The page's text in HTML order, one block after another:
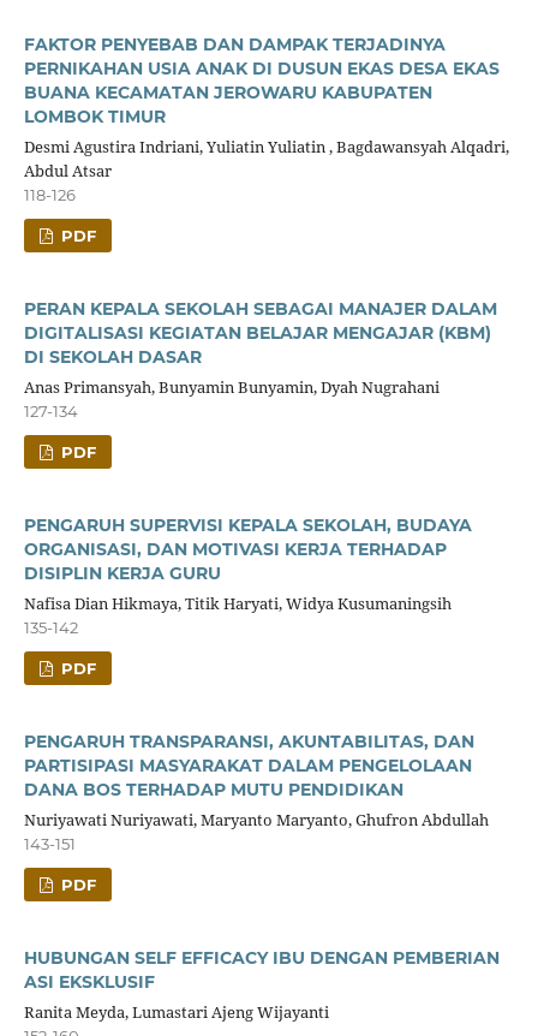
FAKTOR PENYEBAB DAN DAMPAK TERJADINYA
PERNIKAHAN USIA ANAK DI DUSUN EKAS DESA EKAS
BUANA KECAMATAN JEROWARU KABUPATEN
LOMBOK TIMUR
Desmi Agustira Indriani, Yuliatin Yuliatin , Bagdawansyah Alqadri,
Abdul Atsar
118-126
PDF
PERAN KEPALA SEKOLAH SEBAGAI MANAJER DALAM
DIGITALISASI KEGIATAN BELAJAR MENGAJAR (KBM)
DI SEKOLAH DASAR
Anas Primansyah, Bunyamin Bunyamin, Dyah Nugrahani
127-134
PDF
PENGARUH SUPERVISI KEPALA SEKOLAH, BUDAYA
ORGANISASI, DAN MOTIVASI KERJA TERHADAP
DISIPLIN KERJA GURU
Nafisa Dian Hikmaya, Titik Haryati, Widya Kusumaningsih
135-142
PDF
PENGARUH TRANSPARANSI, AKUNTABILITAS, DAN
PARTISIPASI MASYARAKAT DALAM PENGELOLAAN
DANA BOS TERHADAP MUTU PENDIDIKAN
Nuriyawati Nuriyawati, Maryanto Maryanto, Ghufron Abdullah
143-151
PDF
HUBUNGAN SELF EFFICACY IBU DENGAN PEMBERIAN
ASI EKSKLUSIF
Ranita Meyda, Lumastari Ajeng Wijayanti